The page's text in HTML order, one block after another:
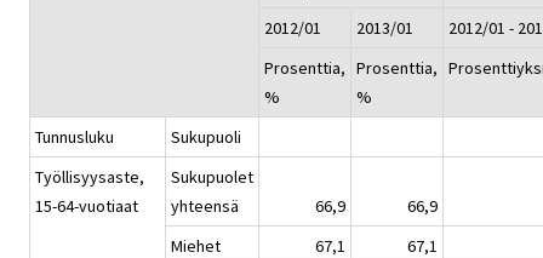
2012/01
2013/01
2012/01 -
Prosenttia,
%
Prosenttia,
%
Tunnusluku
Sukupuoli
Työllisyysaste,
15-64-vuotiaat
Sukupuolet
yhteensä
66,9
66,9
Miehet
67,1
67,1